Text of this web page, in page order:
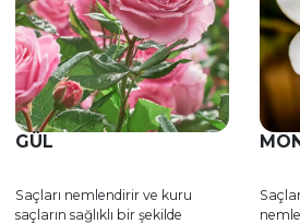
GÜL
Saçları nemlendirir ve kuru
saçların sağlıklı bir şekilde